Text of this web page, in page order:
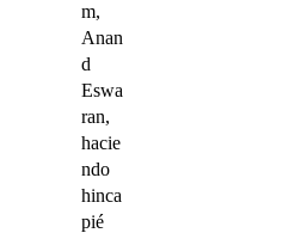
m,
Anan
d
Eswa
ran,
hacie
ndo
hinca
pié